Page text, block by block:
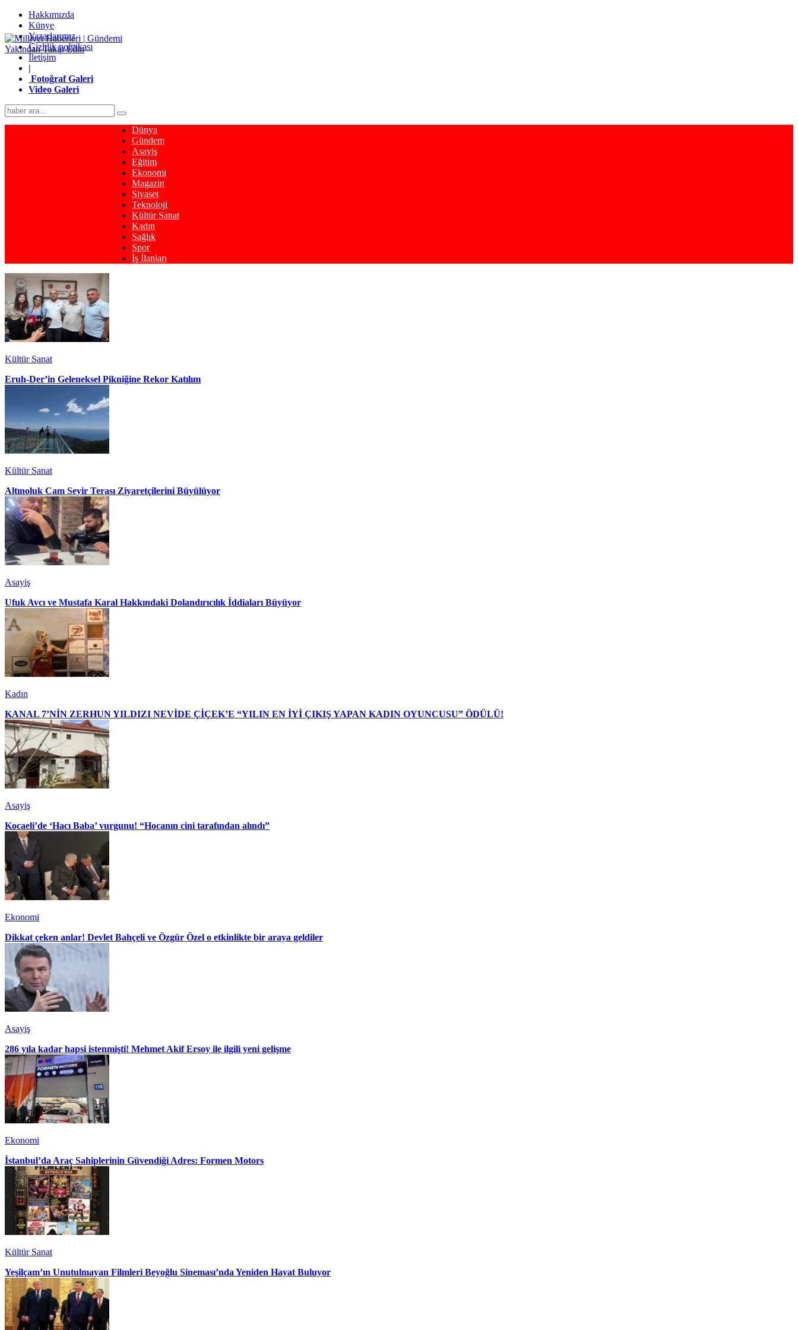
Hakkımızda
Künye
Yazarlarımız
Gizlilik politikası
İletişim
|
Fotoğraf Galeri
Video Galeri
Dünya
Gündem
Asayiş
Eğitim
Ekonomi
Magazin
Siyaset
Teknoloji
Kültür Sanat
Kadın
Sağlık
Spor
İş İlanları
Kültür Sanat
Eruh-Der’in Geleneksel Pikniğine Rekor Katılım
Kültür Sanat
Altınoluk Cam Seyir Terası Ziyaretçilerini Büyülüyor
Asayiş
Ufuk Avcı ve Mustafa Karal Hakkındaki Dolandırıcılık İddiaları Büyüyor
Kadın
KANAL 7’NİN ZERHUN YILDIZI NEVİDE ÇİÇEK’E “YILIN EN İYİ ÇIKIŞ YAPAN KADIN OYUNCUSU” ÖDÜLÜ!
Asayiş
Kocaeli’de ‘Hacı Baba’ vurgunu! “Hocanın cini tarafından alındı”
Ekonomi
Dikkat çeken anlar! Devlet Bahçeli ve Özgür Özel o etkinlikte bir araya geldiler
Asayiş
286 yıla kadar hapsi istenmişti! Mehmet Akif Ersoy ile ilgili yeni gelişme
Ekonomi
İstanbul’da Araç Sahiplerinin Güvendiği Adres: Formen Motors
Kültür Sanat
Yeşilçam’ın Unutulmayan Filmleri Beyoğlu Sineması’nda Yeniden Hayat Buluyor